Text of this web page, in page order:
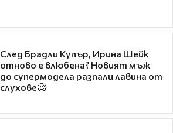
След Брадли Купър, Ирина Шейк
отново е влюбена? Новият мъж
до супермодела разпали лавина от
слухове🧐